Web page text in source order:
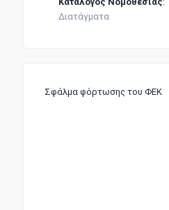
Σφάλμα φόρτωσης του ΦΕΚ
Διατάγματα